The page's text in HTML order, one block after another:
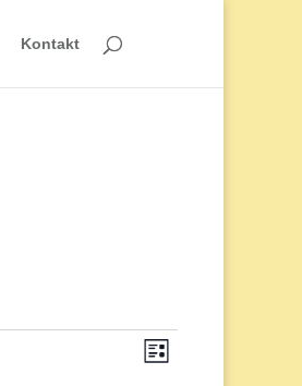
Kontakt
Ansichten-
Liste